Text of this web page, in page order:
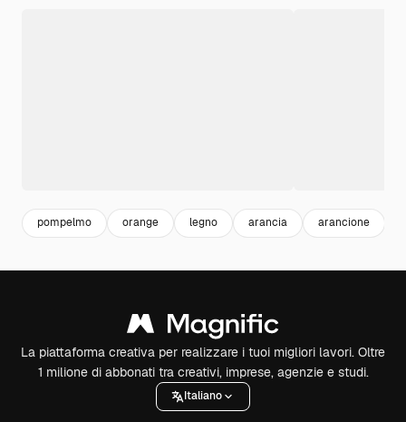
pompelmo orange legno arancia arancione
La piattaforma creativa per realizzare i tuoi migliori lavori. Oltre
1 milione di abbonati tra creativi, imprese, agenzie e studi.
Italiano